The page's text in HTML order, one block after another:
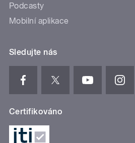
Podcasty
Mobilní aplikace
Sledujte nás
Certifikováno